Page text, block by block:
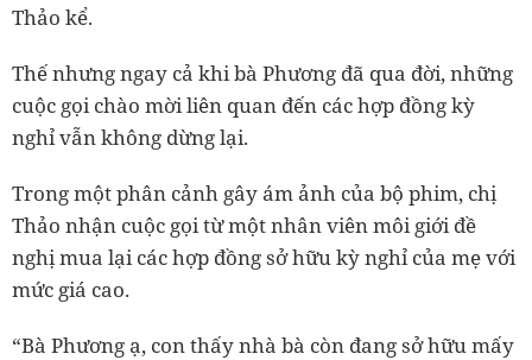
Thảo kể.
Thế nhưng ngay cả khi bà Phương đã qua đời, những
cuộc gọi chào mời liên quan đến các hợp đồng kỳ
nghỉ vẫn không dừng lại.
Trong một phân cảnh gây ám ảnh của bộ phim, chị
Thảo nhận cuộc gọi từ một nhân viên môi giới đề
nghị mua lại các hợp đồng sở hữu kỳ nghỉ của mẹ với
mức giá cao.
“Bà Phương ạ, con thấy nhà bà còn đang sở hữu mấy